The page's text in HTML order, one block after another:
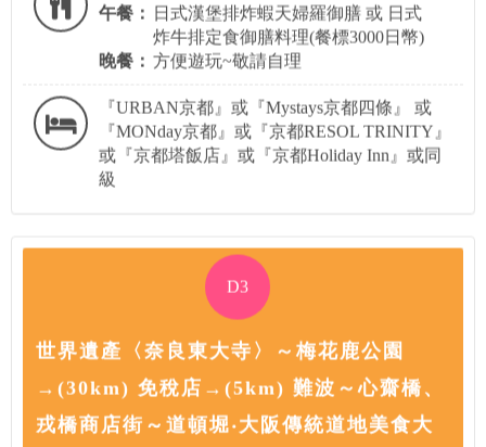
午餐： 日式漢堡排炸蝦天婦羅御膳 或 日式
炸牛排定食御膳料理(餐標3000日幣)
晚餐： 方便遊玩~敬請自理
『URBAN京都』或『Mystays京都四條』 或
『MONday京都』或『京都RESOL TRINITY』
或『京都塔飯店』或『京都Holiday Inn』或同
級
D3
世界遺產〈奈良東大寺〉～梅花鹿公園
→(30km) 免稅店→(5km) 難波～心齋橋、
戎橋商店街～道頓堀‧大阪傳統道地美食大